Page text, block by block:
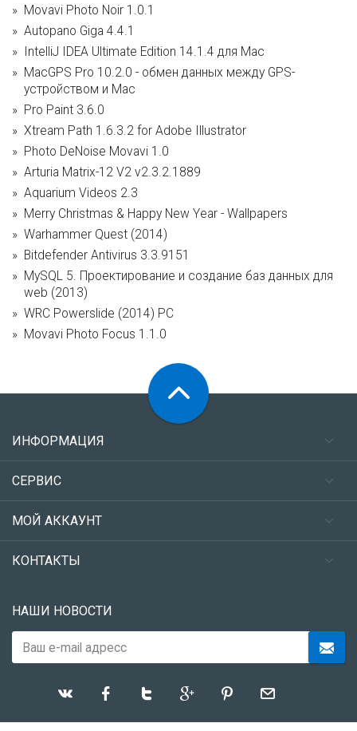
Movavi Photo Noir 1.0.1
Autopano Giga 4.4.1
IntelliJ IDEA Ultimate Edition 14.1.4 для Mac
MacGPS Pro 10.2.0 - обмен данных между GPS-
устройством и Мас
Pro Paint 3.6.0
Xtream Path 1.6.3.2 for Adobe Illustrator
Photo DeNoise Movavi 1.0
Arturia Matrix-12 V2 v2.3.2.1889
Aquarium Videos 2.3
Merry Christmas & Happy New Year - Wallpapers
Warhammer Quest (2014)
Bitdefender Antivirus 3.3.9151
MySQL 5. Проектирование и создание баз данных для
web (2013)
WRC Powerslide (2014) PC
Movavi Photo Focus 1.1.0
ИНФОРМАЦИЯ
СЕРВИС
МОЙ АККАУНТ
КОНТАКТЫ
НАШИ НОВОСТИ